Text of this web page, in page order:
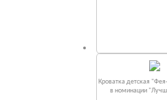
Кроватка детская
в номинации